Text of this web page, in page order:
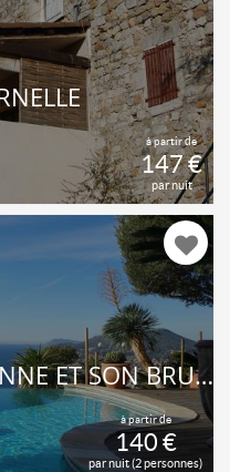
à partir de
147 €
par nuit
à partir de
140 €
par nuit (2 personnes)
GASTRONOMIQUE